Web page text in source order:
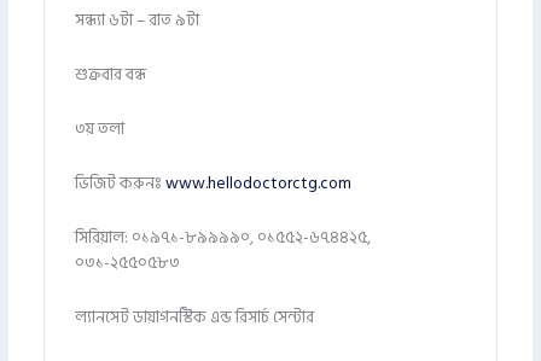
সন্ধ্যা ৬টা – রাত ৯টা
শুক্রবার বন্ধ
৩য় তলা
ভিজিট করুনঃwww.hellodoctorctg.com
সিরিয়াল: ০১৯৭১-৮৯৯৯৯০, ০১৫৫২-৬৭৪৪২৫,
০৩১-২৫৫০৫৮৩
ল্যানসেট ডায়াগনস্টিক এন্ড রিসার্চ সেন্টার